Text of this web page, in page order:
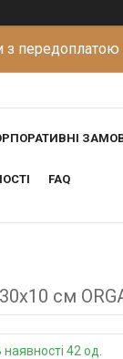
з
FAQ
см
наявності 42 од.